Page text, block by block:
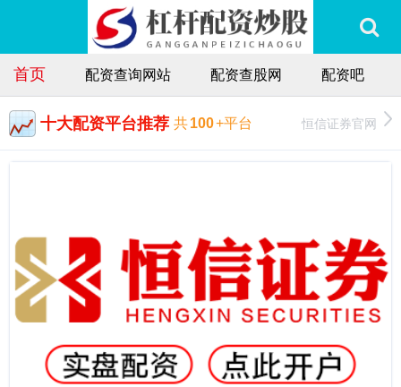
首页 配资查询网站 配资查股网 配资吧
十大配资平台推荐 共100+平台 恒信证券官网